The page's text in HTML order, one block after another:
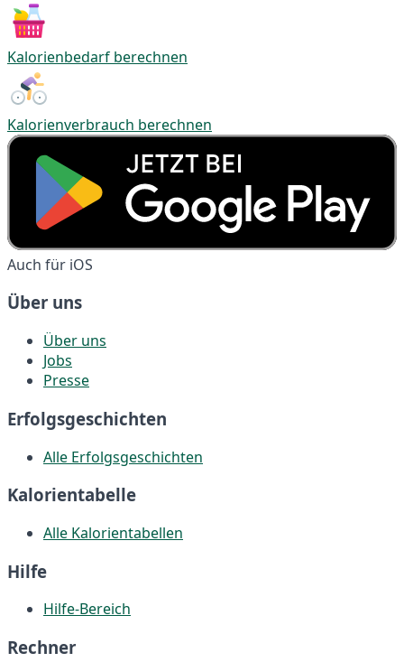
Kalorienbedarf berechnen
Kalorienverbrauch berechnen
Auch für iOS
Über uns
Über uns
Jobs
Presse
Erfolgsgeschichten
Alle Erfolgsgeschichten
Kalorientabelle
Alle Kalorientabellen
Hilfe
Hilfe-Bereich
Rechner